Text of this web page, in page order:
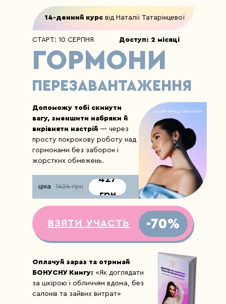
10 СЕРПНЯ
СТАРТ:
14-денний курс від Наталії Татарінцевої
ПЕРЕЗАВАНТАЖЕННЯ
ГОРМОНИ
Допоможу тобі скинути
вагу, зменшити набряки й
вирівняти настрій — через
просту покрокову роботу над
гормонами без заборон і
жорстких обмежень.
Доступ: 2 місяці
427
грн
ціна 1424 грн
Оплачуй зараз та отримай
БОНУСНУ Книгу: «Як доглядати
за шкірою і обличчям вдома, без
салонів та зайвих витрат»
-70%
ВЗЯТИ УЧАСТЬ